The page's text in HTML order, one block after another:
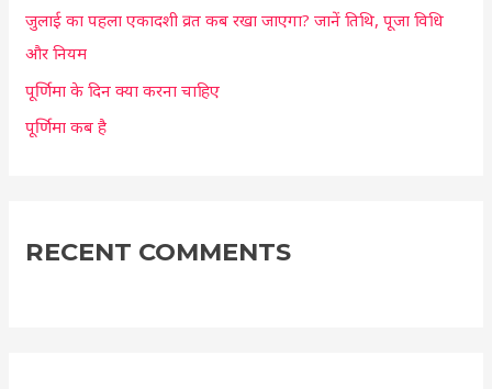
:जुलाई का पहला एकादशी व्रत कब रखा जाएगा? जानें तिथि, पूजा विधि
और नियम
पूर्णिमा के दिन क्या करना चाहिए
पूर्णिमा कब है
RECENT COMMENTS